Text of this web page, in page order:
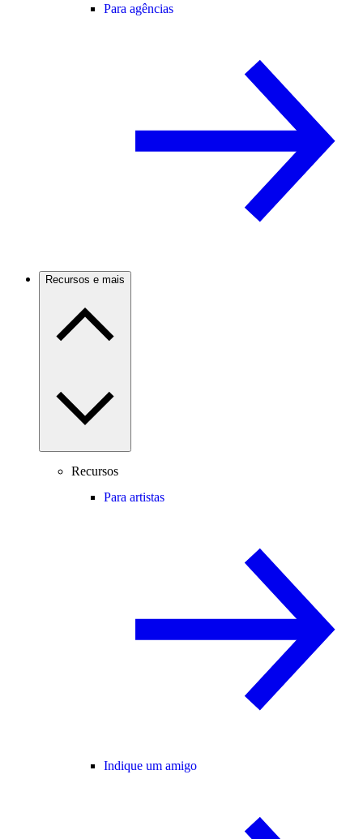
Para agências
Recursos e mais
Recursos
Para artistas
Indique um amigo